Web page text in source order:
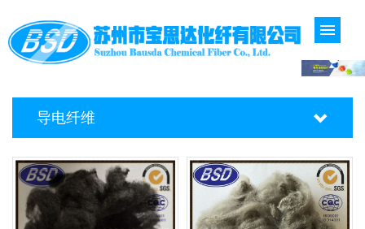
导电纤维